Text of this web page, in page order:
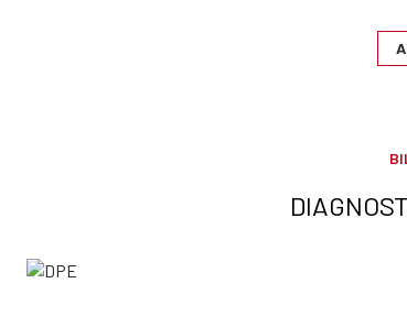
Dans un quartier en pleine expansion, à proximité
Possibilité d'acheter un GARAGE dans la résidence
Honoraires à la charge exclusive du vendeur.